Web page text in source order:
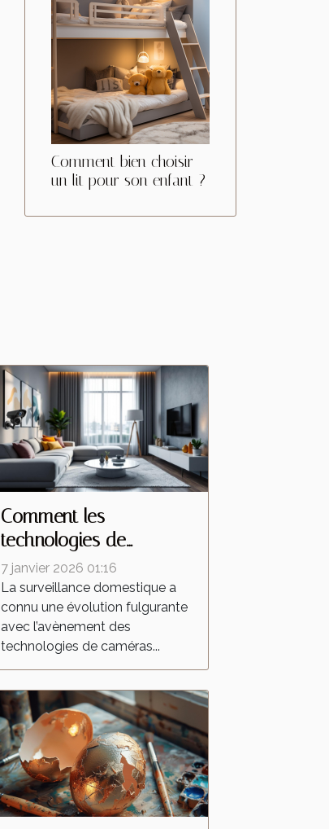
Comment bien choisir
un lit pour son enfant ?
Comment les
technologies de
caméras espion
transforment la
surveillance domestique
?
7 janvier 2026 01:16
La surveillance domestique a
connu une évolution fulgurante
avec l’avènement des
technologies de caméras...